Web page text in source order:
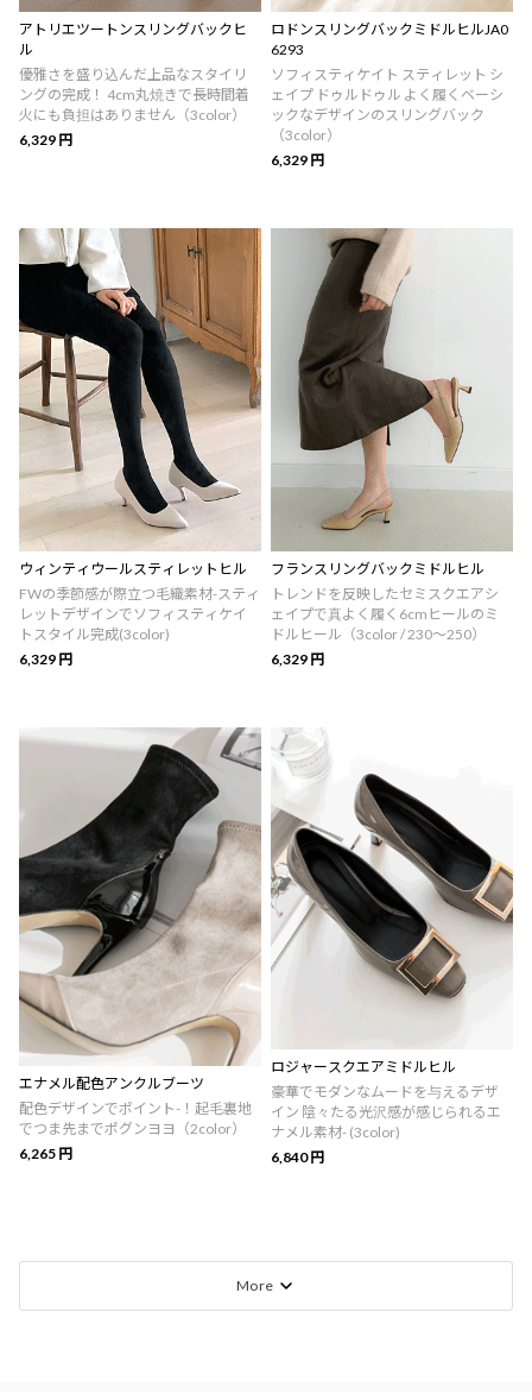
アトリエツートンスリングバックヒ
ル
優雅さを盛り込んだ上品なスタイリ
ングの完成！ 4cm丸焼きで長時間着
火にも負担はありません（3color）
6,329 円
ロドンスリングバックミドルヒルJA0
6293
ソフィスティケイト スティレット シ
ェイプ ドゥルドゥル よく履くベーシ
ックなデザインのスリングバック
（3color）
6,329 円
ウィンティウールスティレットヒル
FWの季節感が際立つ毛織素材-スティ
レットデザインでソフィスティケイ
トスタイル完成(3color)
6,329 円
フランスリングバックミドルヒル
トレンドを反映したセミスクエアシ
ェイプで真よく履く6cmヒールのミ
ドルヒール（3color / 230～250）
6,329 円
エナメル配色アンクルブーツ
配色デザインでポイント-！起毛裏地
でつま先までポグンヨヨ（2color）
6,265 円
ロジャースクエアミドルヒル
豪華でモダンなムードを与えるデザ
イン 陰々たる光沢感が感じられるエ
ナメル素材- (3color)
6,840 円
More